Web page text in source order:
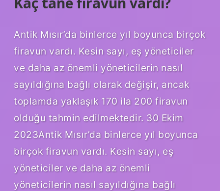
Antik Mısır’da binlerce yıl boyunca birçok
firavun vardı. Kesin sayı, eş yöneticiler
ve daha az önemli yöneticilerin nasıl
sayıldığına bağlı olarak değişir, ancak
toplamda yaklaşık 170 ila 200 firavun
olduğu tahmin edilmektedir. 30 Ekim
2023Antik Mısır’da binlerce yıl boyunca
birçok firavun vardı. Kesin sayı, eş
yöneticiler ve daha az önemli
yöneticilerin nasıl sayıldığına bağlı